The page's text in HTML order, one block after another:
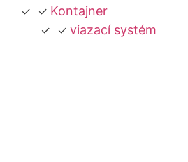
Kontajner
viazací systém